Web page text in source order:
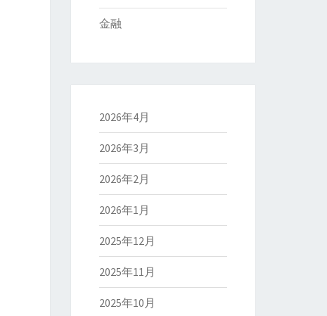
金融
2026年4月
2026年3月
2026年2月
2026年1月
2025年12月
2025年11月
2025年10月